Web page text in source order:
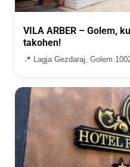
VILA ARBER – Golem,
takohen!
📍 Lagja Gezdaraj, Golem